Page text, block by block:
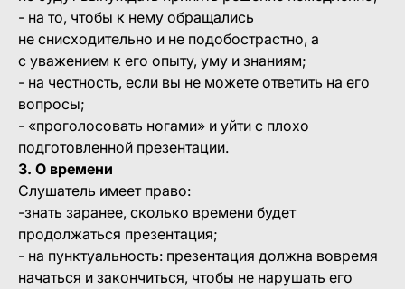
- на то, чтобы к нему обращались
не снисходительно и не подобострастно, а
с уважением к его опыту, уму и знаниям;
- на честность, если вы не можете ответить на его
вопросы;
- «проголосовать ногами» и уйти с плохо
подготовленной презентации.
3. О времени
Слушатель имеет право:
-знать заранее, сколько времени будет
продолжаться презентация;
- на пунктуальность: презентация должна вовремя
начаться и закончиться, чтобы не нарушать его